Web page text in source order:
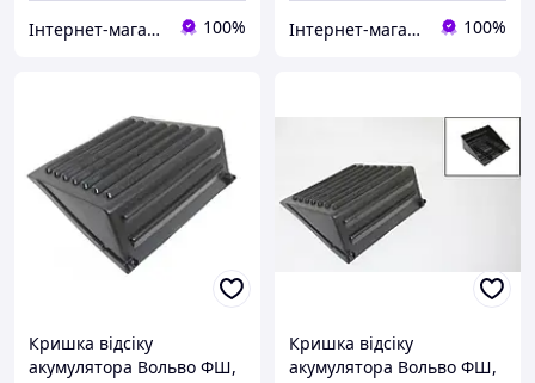
Інтернет-магазин funshop 100% Інтернет-магазин funshop 100%
Кришка відсіку
акумулятора Вольво ФШ,
Кришка відсіку
акумулятора Вольво ФШ,